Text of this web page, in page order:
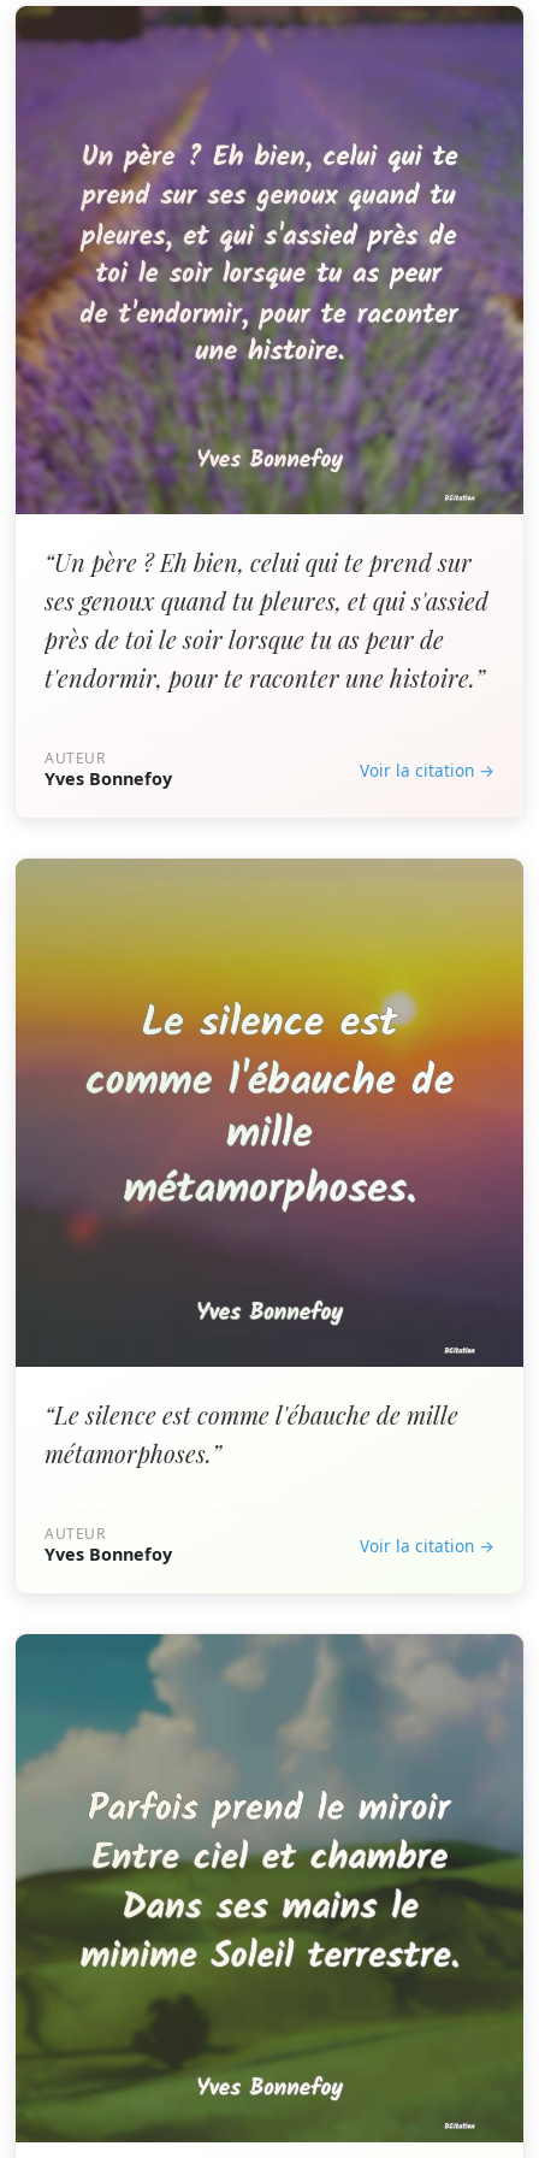
“Un père ? Eh bien, celui qui te prend sur
ses genoux quand tu pleures, et qui s'assied
près de toi le soir lorsque tu as peur de
t'endormir, pour te raconter une histoire.”
AUTEUR
Yves Bonnefoy Voir la citation →
“Le silence est comme l'ébauche de mille
métamorphoses.”
AUTEUR
Yves Bonnefoy Voir la citation →